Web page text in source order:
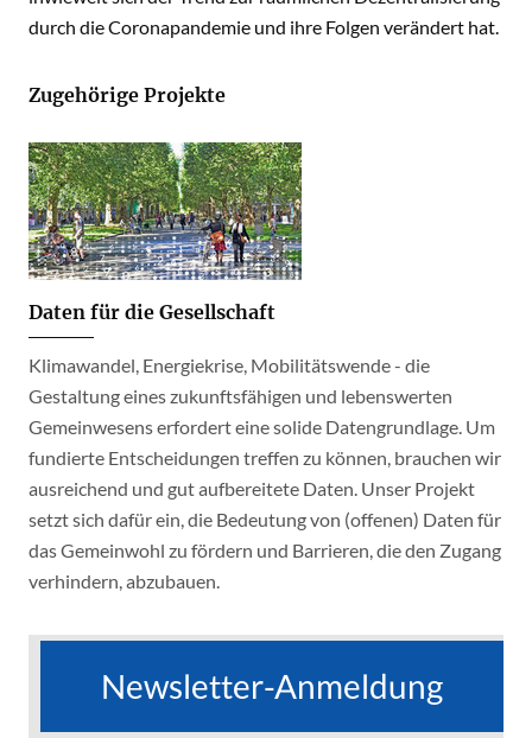
durch die Coronapandemie und ihre Folgen verändert hat.
Zugehörige Projekte
Daten für die Gesellschaft
Klimawandel, Energiekrise, Mobilitätswende - die
Gestaltung eines zukunftsfähigen und lebenswerten
Gemeinwesens erfordert eine solide Datengrundlage. Um
fundierte Entscheidungen treffen zu können, brauchen wir
ausreichend und gut aufbereitete Daten. Unser Projekt
setzt sich dafür ein, die Bedeutung von (offenen) Daten für
das Gemeinwohl zu fördern und Barrieren, die den Zugang
verhindern, abzubauen.
Newsletter-Anmeldung